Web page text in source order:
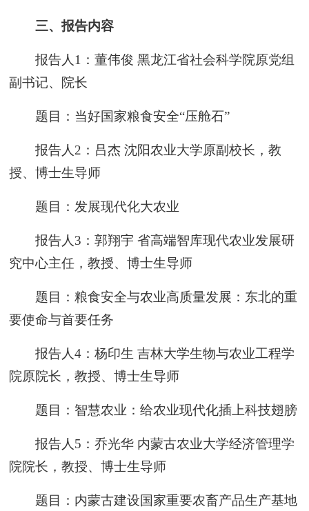
三、报告内容
报告人1：董伟俊 黑龙江省社会科学院原党组
副书记、院长
题目：当好国家粮食安全“压舱石”
报告人2：吕杰 沈阳农业大学原副校长，教
授、博士生导师
题目：发展现代化大农业
报告人3：郭翔宇 省高端智库现代农业发展研
究中心主任，教授、博士生导师
题目：粮食安全与农业高质量发展：东北的重
要使命与首要任务
报告人4：杨印生 吉林大学生物与农业工程学
院原院长，教授、博士生导师
题目：智慧农业：给农业现代化插上科技翅膀
报告人5：乔光华 内蒙古农业大学经济管理学
院院长，教授、博士生导师
题目：内蒙古建设国家重要农畜产品生产基地